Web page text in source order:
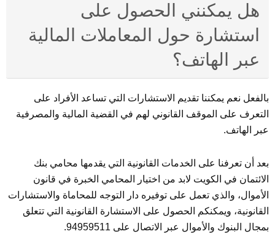
هل يمكنني الحصول على
استشارة حول المعاملات المالية
عبر الهاتف؟
بالفعل نعم يمكننا تقديم الاستشارات التي تساعد الأفراد على
التعرف على الموقف القانوني لهم في القضية المالية والمصرفية
عبر الهاتف.
بعد أن تعرفنا على الخدمات القانونية التي يقدمها محامي بنك
الائتمان في الكويت لابد من اختيار المحامي الخبرة في قانون
الأموال، والذي تعمل على توفيره دار التوجه للمحاماة والاستشارات
القانونية، ويمكنكم الحصول على الاستشارة القانونية التي تتعلق
بمجال البنوك والأموال عبر الاتصال على 94959511.